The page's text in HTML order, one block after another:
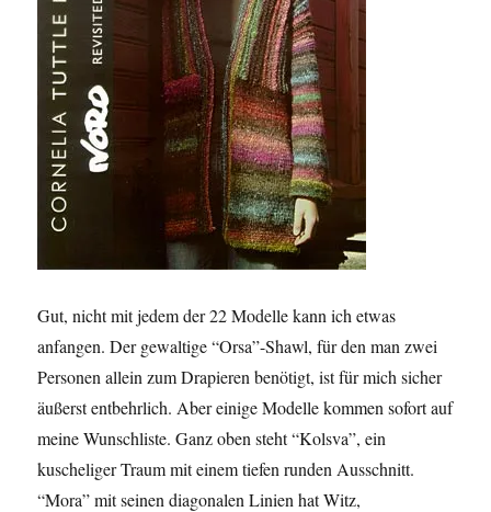
Gut, nicht mit jedem der 22 Modelle kann ich etwas
anfangen. Der gewaltige “Orsa”-Shawl, für den man zwei
Personen allein zum Drapieren benötigt, ist für mich sicher
äußerst entbehrlich. Aber einige Modelle kommen sofort auf
meine Wunschliste. Ganz oben steht “Kolsva”, ein
kuscheliger Traum mit einem tiefen runden Ausschnitt.
“Mora” mit seinen diagonalen Linien hat Witz,